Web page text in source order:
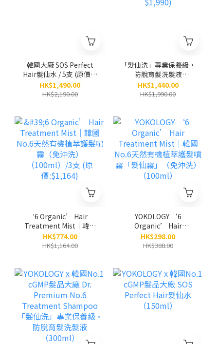
韓國大廠 SOS Perfect
Hair髮仙水 / 5支 (原價：
$2,190)
HK$1,490.00
HK$2,190.00
「髮仙洗」專業保養級•
防脫育髮洗髮液
（300ml）/ 5支 (原價
$1,990)
HK$1,440.00
HK$1,990.00
'6 Organic’ Hair
Treatment Mist│韓國
No.6天然有機植萃護髮噴
霧（免沖洗）
HK$774.00
HK$1,164.00
YOKOLOGY ‘6
Organic’ Hair
Treatment Mist│韓國
No.6天然有機植萃護髮噴
HK$298.00
HK$388.00